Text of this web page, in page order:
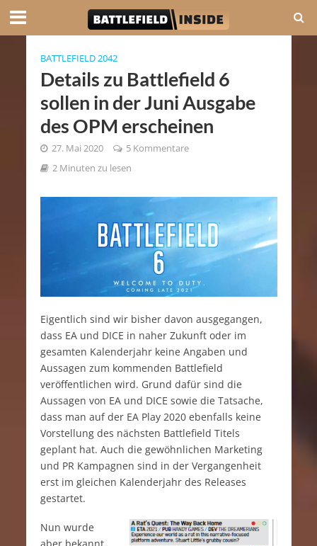
BATTLEFIELD 2042
Details zu Battlefield 6
sollen in der Juni Ausgabe
des OPM erscheinen
27. Mai 2020
5 Kommentare
2 Minuten zu lesen
Eigentlich sind wir bisher davon ausgegangen,
dass EA und DICE in naher Zukunft oder im
gesamten Kalenderjahr keine Angaben und
Aussagen zum kommenden Battlefield
veröffentlichen wird. Grund dafür sind die
Aussagen von EA und DICE sowie die Tatsache,
dass man auf der EA Play 2020 ebenfalls keine
Vorstellung des nächsten Battlefield Titels
geplant hat. Auch die gewöhnlichen Marketing
und PR Kampagnen sind in der Vergangenheit
erst im gleichen Kalenderjahr des Releases
gestartet.
Nun wurde